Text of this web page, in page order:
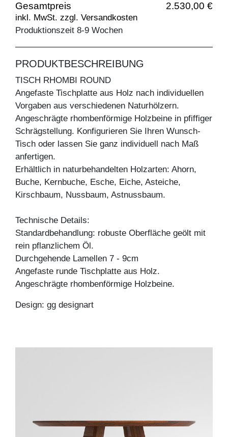
Gesamtpreis 2.530,00 €
inkl. MwSt. zzgl. Versandkosten
Produktionszeit 8-9 Wochen
PRODUKTBESCHREIBUNG
TISCH RHOMBI ROUND
Angefaste Tischplatte aus Holz nach individuellen
Vorgaben aus verschiedenen Naturhölzern.
Angeschrägte rhombenförmige Holzbeine in pfiffiger
Schrägstellung. Konfigurieren Sie Ihren Wunsch-
Tisch oder lassen Sie ganz individuell nach Maß
anfertigen.
Erhältlich in naturbehandelten Holzarten: Ahorn,
Buche, Kernbuche, Esche, Eiche, Asteiche,
Kirschbaum, Nussbaum, Astnussbaum.
Technische Details:
Standardbehandlung: robuste Oberfläche geölt mit
rein pflanzlichem Öl.
Durchgehende Lamellen 7 - 9cm
Angefaste runde Tischplatte aus Holz.
Angeschrägte rhombenförmige Holzbeine.
Design: gg designart